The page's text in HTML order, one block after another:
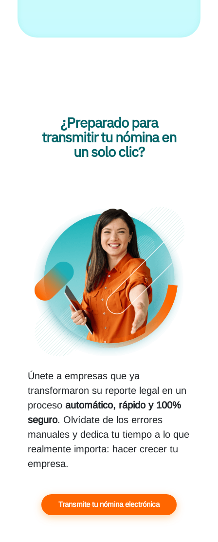
¿Preparado para
transmitir tu nómina en
un solo clic?
Únete a empresas que ya
transformaron su reporte legal en un
procesoautomático, rápido y 100%
seguro. Olvídate de los errores
manuales y dedica tu tiempo a lo que
realmente importa: hacer crecer tu
empresa.
Transmite tu nómina electrónica